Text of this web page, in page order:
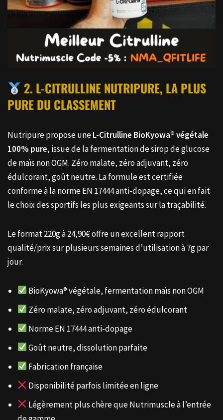
2. L-CITRULLINE NUTRIPURE, LA PLUS
PURE DU CLASSEMENT
Nutripure propose uneL-Citrulline BioKyowa® végétale
100% pure, issue de la fermentation de sirop de glucose
de maïs non OGM. Zéro malate, zéro adjuvant, zéro
édulcorant, goût neutre. La formule est certifiée
conforme à la norme EN 17444 anti-dopage, ce qui en fait
le choix des sportifs les plus exigeants sur la traçabilité.
Le format 220g à 24,90€ offre un excellent rapport
qualité/prix sur plusieurs semaines d’utilisation à 7g par
jour.
BioKyowa® végétale, fermentation maïs non OGM
Zéro malate, zéro adjuvant, zéro édulcorant
Norme EN 17444 anti-dopage
Goût neutre, dissolution parfaite
Fabrication française
Disponibilité parfois limitée en ligne
Légèrement plus chère que Nutrimuscle à l’entrée